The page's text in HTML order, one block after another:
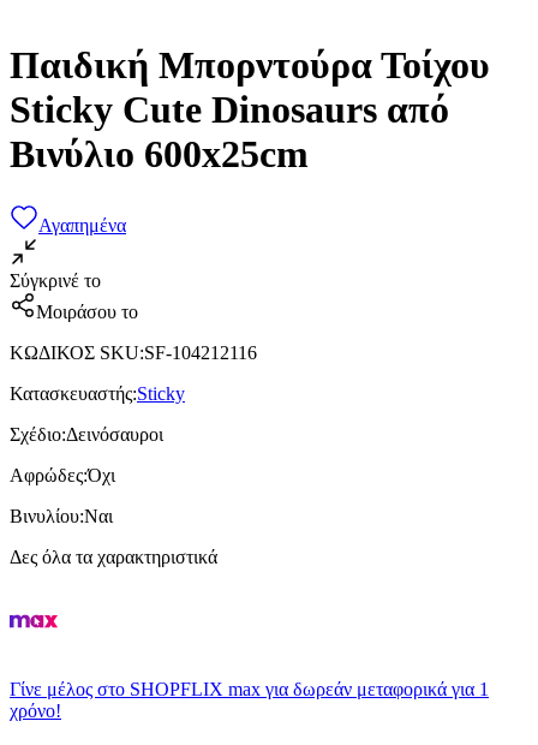
Παιδική Μπορντούρα Τοίχου
Sticky Cute Dinosaurs από
Βινύλιο 600x25cm
Αγαπημένα
Σύγκρινέ το
Μοιράσου το
ΚΩΔΙΚΟΣ SKU:SF-104212116
Κατασκευαστής:Sticky
Σχέδιο:Δεινόσαυροι
Αφρώδες:Όχι
Βινυλίου:Ναι
Δες όλα τα χαρακτηριστικά
Γίνε μέλος στο SHOPFLIX max για δωρεάν μεταφορικά για 1
χρόνο!